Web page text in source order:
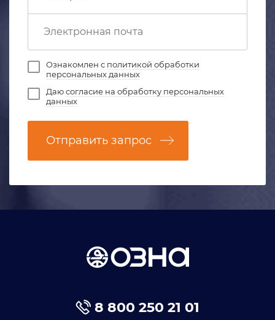
Ознакомлен с политикой обработки
персональных данных
Даюсогласие на обработку персональных
данных
Отправить запрос
8 800 250 21 01